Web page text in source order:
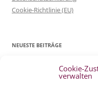
Cookie-
verwalten
Cookie-Richtlinie (EU)
NEUESTE BEITRÄGE
Patientenverfügung Geburt